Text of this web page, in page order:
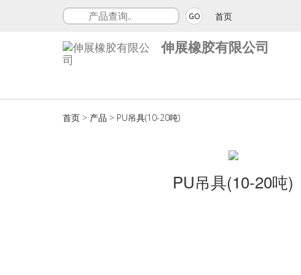
GO 首页
伸展橡胶有限公司
首页 > 产品 > PU吊具(10-20吨)
PU吊具(10-20吨)